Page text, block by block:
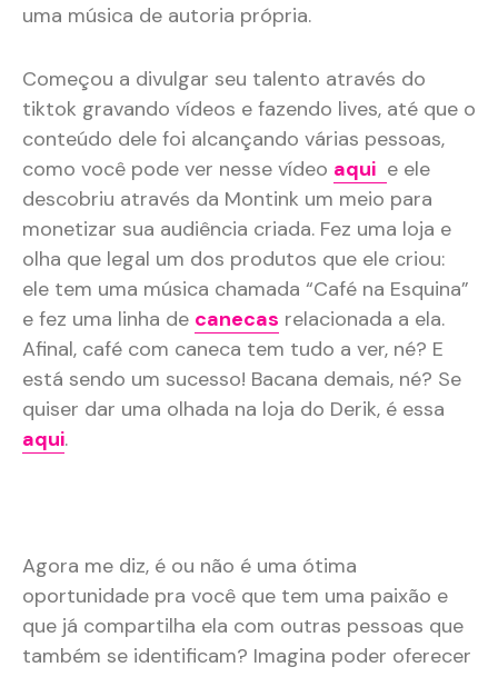
uma música de autoria própria.
Começou a divulgar seu talento através do
tiktok gravando vídeos e fazendo lives, até que o
conteúdo dele foi alcançando várias pessoas,
como você pode ver nesse vídeo aqui e ele
descobriu através da Montink um meio para
monetizar sua audiência criada. Fez uma loja e
olha que legal um dos produtos que ele criou:
ele tem uma música chamada “Café na Esquina”
e fez uma linha de canecas relacionada a ela.
Afinal, café com caneca tem tudo a ver, né? E
está sendo um sucesso! Bacana demais, né? Se
quiser dar uma olhada na loja do Derik, é essa
aqui.
Agora me diz, é ou não é uma ótima
oportunidade pra você que tem uma paixão e
que já compartilha ela com outras pessoas que
também se identificam? Imagina poder oferecer